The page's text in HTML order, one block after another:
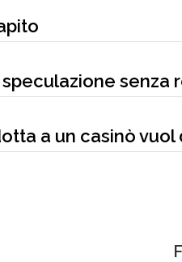
senza
a un casinò